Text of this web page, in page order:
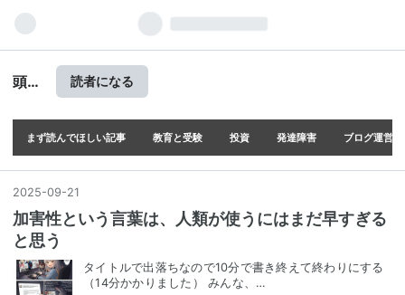
頭の
ミカ
ンを
のせ
る
読者になる
まず読んでほしい記事 教育と受験 投資 発達障害 ブログ運営
2025-09-21
加害性という言葉は、人類が使うにはまだ早すぎる
と思う
タイトルで出落ちなので10分で書き終えて終わりにする
（14分かかりました） みんな、…